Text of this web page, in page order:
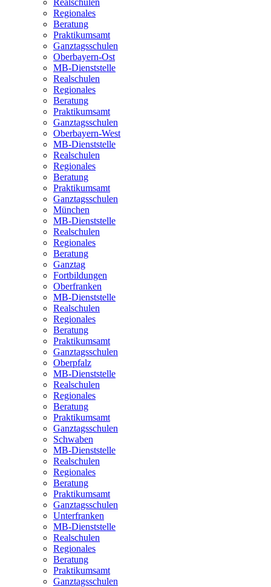
Realschulen
Regionales
Beratung
Praktikumsamt
Ganztagsschulen
Oberbayern-Ost
MB-Dienststelle
Realschulen
Regionales
Beratung
Praktikumsamt
Ganztagsschulen
Oberbayern-West
MB-Dienststelle
Realschulen
Regionales
Beratung
Praktikumsamt
Ganztagsschulen
München
MB-Dienststelle
Realschulen
Regionales
Beratung
Ganztag
Fortbildungen
Oberfranken
MB-Dienststelle
Realschulen
Regionales
Beratung
Praktikumsamt
Ganztagsschulen
Oberpfalz
MB-Dienststelle
Realschulen
Regionales
Beratung
Praktikumsamt
Ganztagsschulen
Schwaben
MB-Dienststelle
Realschulen
Regionales
Beratung
Praktikumsamt
Ganztagsschulen
Unterfranken
MB-Dienststelle
Realschulen
Regionales
Beratung
Praktikumsamt
Ganztagsschulen